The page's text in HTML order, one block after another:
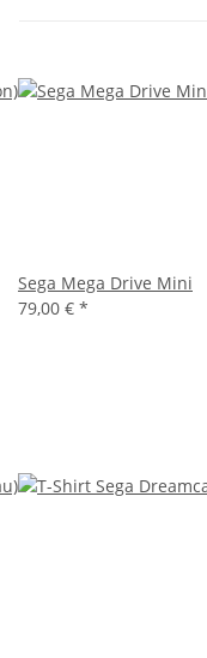
Sega Mega Drive Mini
79,00 € *